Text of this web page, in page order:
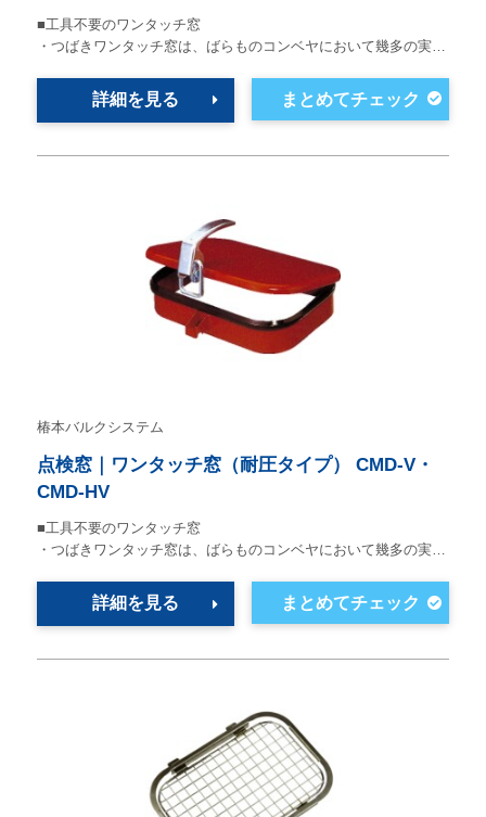
■工具不要のワンタッチ窓
・つばきワンタッチ窓は、ばらものコンベヤにおいて幾多の実…
詳細を見る
椿本バルクシステム
点検窓｜ワンタッチ窓（耐圧タイプ） CMD-V・
CMD-HV
■工具不要のワンタッチ窓
・つばきワンタッチ窓は、ばらものコンベヤにおいて幾多の実…
詳細を見る